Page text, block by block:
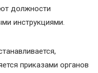
должности
инструкциями.
приказами органов